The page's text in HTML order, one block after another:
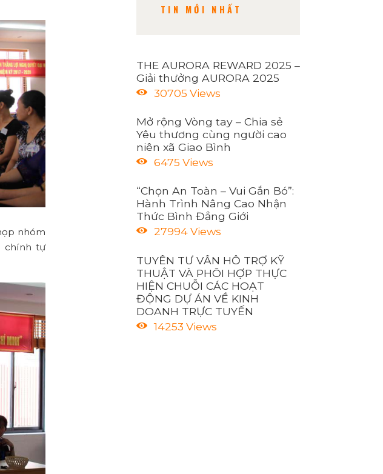
nhóm
chính tự
TIN MỚI NHẤT
THE AURORA REWARD 2025 –
Giải thưởng AURORA 2025
30705 Views
Mở rộng Vòng tay – Chia sẻ
Yêu thương cùng người cao
niên xã Giao Bình
6475 Views
“Chọn An Toàn – Vui Gắn Bó”:
Hành Trình Nâng Cao Nhận
Thức Bình Đẳng Giới
27994 Views
TUYỂN TƯ VẤN HỖ TRỢ KỸ
THUẬT VÀ PHÔI HỢP THỰC
HIỆN CHUỖI CÁC HOẠT
ĐỘNG DỰ ÁN VỀ KINH
DOANH TRỰC TUYẾN
14253 Views